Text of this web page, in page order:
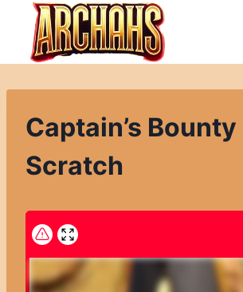
Přeskočit
obsah
Captain’s Bounty
Scratch